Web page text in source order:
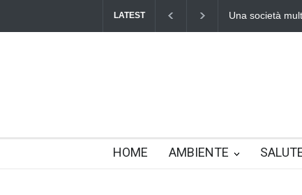
LATEST
Una società multirazziale e interculturale per tutti
HOME AMBIENTE